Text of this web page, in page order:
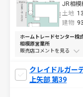
JR相模
土地
建物
ホームトレードセンター株
相模原営業所
販売店コメントを
クレイドルガー
上矢部 第39